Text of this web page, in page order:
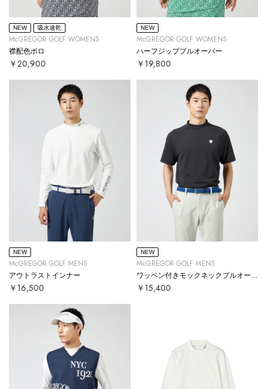
NEW 吸水速乾
McGREGOR GOLF WOMENS
襟配色ポロ
￥20,900
NEW
McGREGOR GOLF WOMENS
ハーフジッププルオーバー
￥19,800
NEW
McGREGOR GOLF MENS
アウトラストインナー
￥16,500
NEW
McGREGOR GOLF MENS
￥15,400